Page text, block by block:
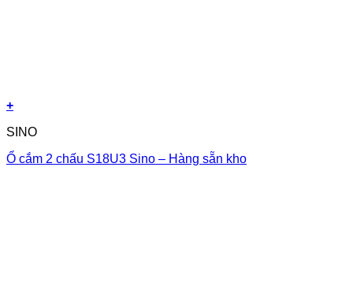
+
SINO
Ổ cắm 2 chấu S18U3 Sino – Hàng sẵn kho